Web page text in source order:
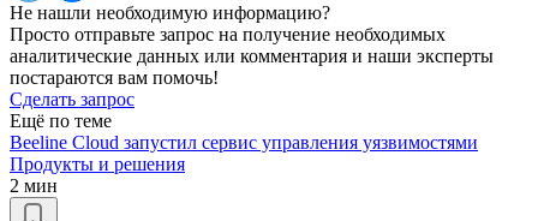
Не нашли необходимую информацию?
Просто отправьте запрос на получение необходимых
аналитические данных или комментария и наши эксперты
постараются вам помочь!
Сделать запрос
Ещё по теме
Beeline Cloud запустил сервис управления уязвимостями
Продукты и решения
2 мин